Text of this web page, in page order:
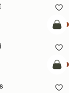
カ
カ